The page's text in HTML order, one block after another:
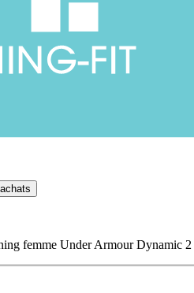
femme Under Armour Dynamic 2